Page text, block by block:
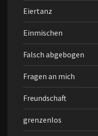
Eiertanz
Einmischen
Falsch abgebogen
Fragen an mich
Freundschaft
grenzenlos